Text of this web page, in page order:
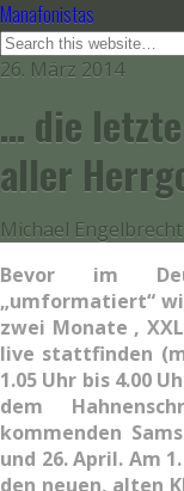
Manafonistas
26. März 2014
… die
aller
Michael Engelbrecht
Bevor im
„umformatiert“
zwei Monate ,
live stattfinden
1.05 Uhr bis 4.00
dem
kommenden
und 26. April. Am
den neuen, alten